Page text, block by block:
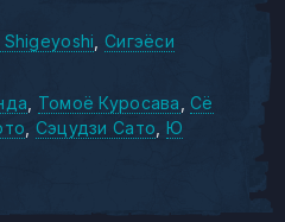
Shigeyoshi
Сигэёси
Томоё Куросава
Сё
Сэцудзи Сато Ю